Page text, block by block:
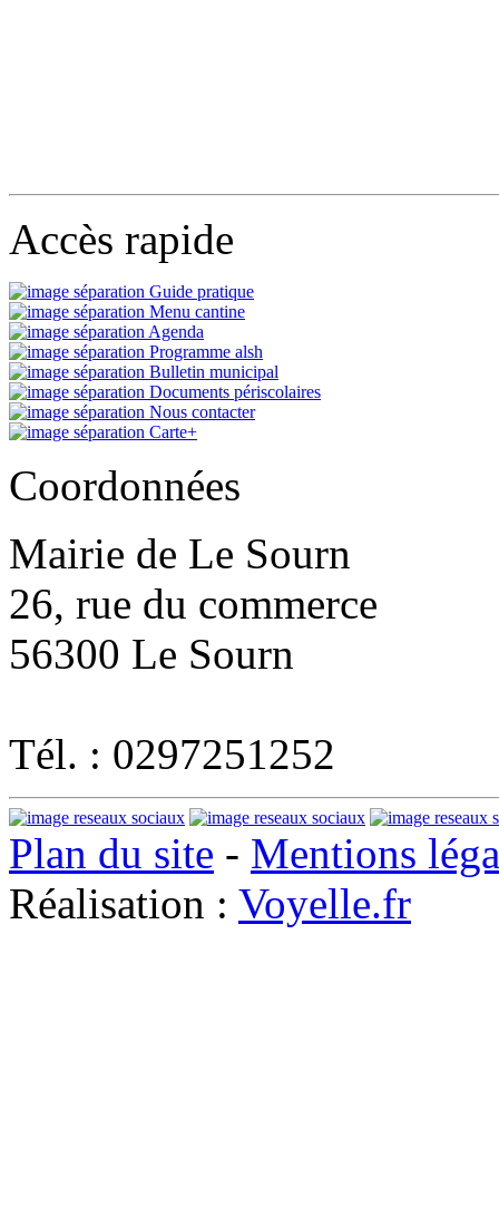
Accès rapide
Guide pratique
Menu cantine
Agenda
Programme alsh
Bulletin municipal
Documents périscolaires
Nous contacter
Carte+
Coordonnées
Mairie de Le Sourn
26, rue du commerce
56300 Le Sourn
Tél. : 0297251252
Plan du site - Mentions
Réalisation : Voyelle.fr